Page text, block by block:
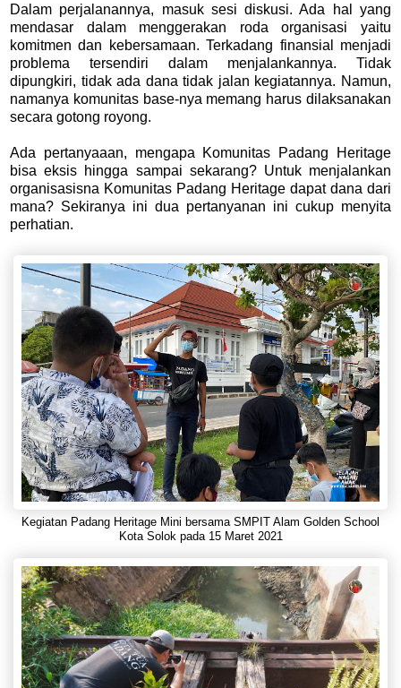
Dalam perjalanannya, masuk sesi diskusi. Ada hal yang
mendasar dalam menggerakan roda organisasi yaitu
komitmen dan kebersamaan. Terkadang finansial menjadi
problema tersendiri dalam menjalankannya. Tidak
dipungkiri, tidak ada dana tidak jalan kegiatannya. Namun,
namanya komunitas base-nya memang harus dilaksanakan
secara gotong royong.
Ada pertanyaaan, mengapa Komunitas Padang Heritage
bisa eksis hingga sampai sekarang? Untuk menjalankan
organisasisna Komunitas Padang Heritage dapat dana dari
mana? Sekiranya ini dua pertanyanan ini cukup menyita
perhatian.
Kegiatan Padang Heritage Mini bersama SMPIT Alam Golden School
Kota Solok pada 15 Maret 2021